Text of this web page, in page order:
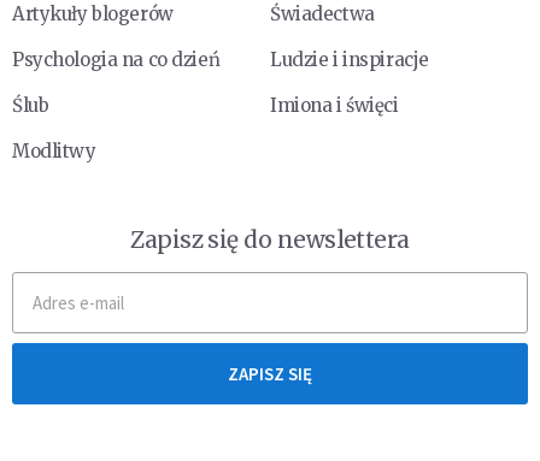
Artykuły blogerów
Świadectwa
Psychologia na co dzień
Ludzie i inspiracje
Ślub
Imiona i święci
Modlitwy
Zapisz się do newslettera
ZAPISZ SIĘ